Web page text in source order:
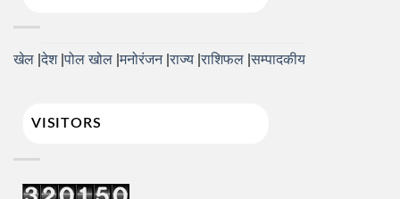
खेल देश पोल खोल मनोरंजन राज्य राशिफल सम्पादकीय
VISITORS